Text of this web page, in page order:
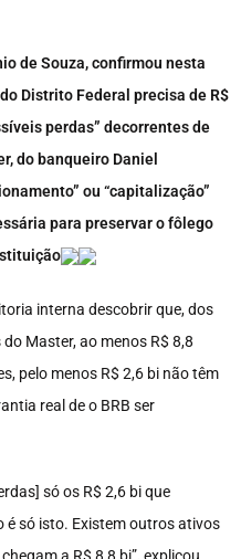
de Souza, confirmou nesta
Distrito Federal precisa de R$
perdas” decorrentes de
do banqueiro Daniel
ou “capitalização”
para preservar o fôlego
interna descobrir que, dos
Master, ao menos R$ 8,8
pelo menos R$ 2,6 bi não têm
real de o BRB ser
só os R$ 2,6 bi que
é só isto. Existem outros ativos
a R$ 8,8 bi”, explicou